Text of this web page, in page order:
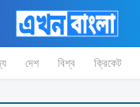
দেশ বিশ্ব ক্রিকেট